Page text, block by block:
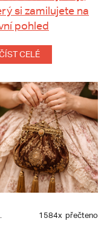
si zamilujete na
pohled
CELÉ
1584x přečteno